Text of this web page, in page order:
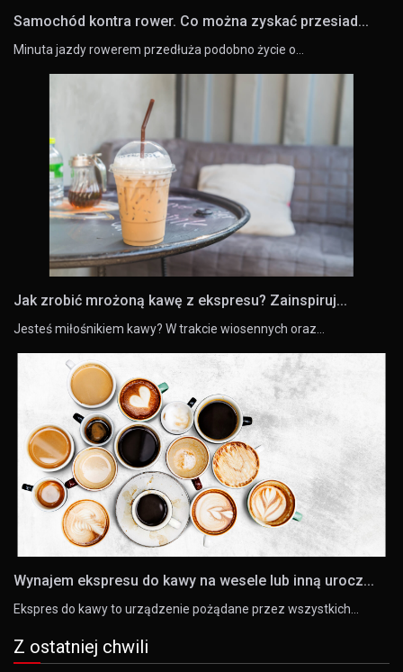
Samochód kontra rower. Co można zyskać przesiad...
Minuta jazdy rowerem przedłuża podobno życie o…
Jak zrobić mrożoną kawę z ekspresu? Zainspiruj...
Jesteś miłośnikiem kawy? W trakcie wiosennych oraz…
Wynajem ekspresu do kawy na wesele lub inną urocz...
Ekspres do kawy to urządzenie pożądane przez wszystkich…
Z ostatniej chwili